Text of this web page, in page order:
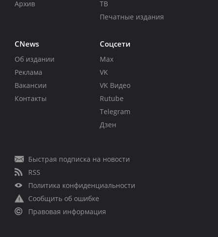
Архив
ТВ
Печатные издания
CNews
Об издании
Реклама
Вакансии
Контакты
Соцсети
Max
VK
VK Видео
Rutube
Telegram
Дзен
Быстрая подписка на новости
RSS
Политика конфиденциальности
Сообщить об ошибке
Правовая информация